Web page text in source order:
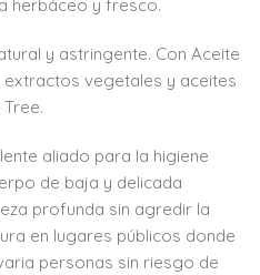
herbáceo y fresco.
y astringente. Con Aceite
vegetales y aceites
aliado para la higiene
de baja y delicada
profunda sin agredir la
en lugares públicos donde
personas sin riesgo de